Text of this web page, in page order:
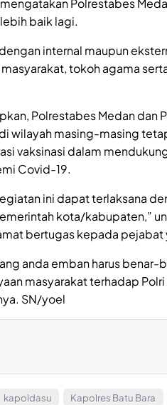
Polrestabes
baik lagi.
internal maupun
tokoh agama
Polrestabes Medan dan
wilayah masing-masing
vaksinasi dalam
Covid-19.
ini dapat terlaksana
kota/kabupaten,”
bertugas kepada pejabat
anda emban harus
masyarakat terhadap
SN/yoel
kapoldasu Kapolres Batu Bara